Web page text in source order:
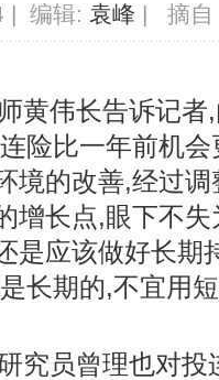
| 编辑: 袁峰 | 摘自
伟长告诉记者,
险比一年前机
境的改善,经过
增长点,眼下不
是应该做好长期
长期的,不宜用
员曾理也对投